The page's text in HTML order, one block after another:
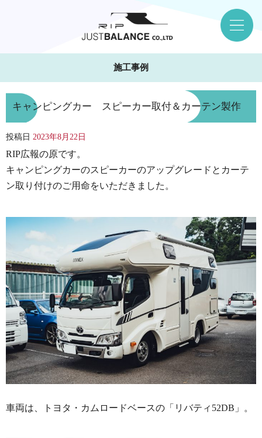
施工事例
キャンピングカー スピーカー取付＆カーテン製作
投稿日 2023年8月22日
RIP広報の原です。
キャンピングカーのスピーカーのアップグレードとカーテ
ン取り付けのご用命をいただきました。
車両は、トヨタ・カムロードベースの「リバティ52DB」。